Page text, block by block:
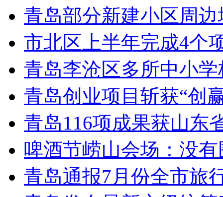
青岛部分新建小区周
市北区上半年完成4个
青岛李沧区多所中小
青岛创业项目斩获“创
青岛116项成果获山东
啤酒节崂山会场：没有
青岛通报7月份全市旅